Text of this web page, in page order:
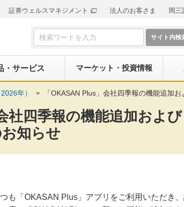
証券ウェルスマネジメント 法人のお客さま 岡三
検索フォーム
・サービス マーケット・投資情報
年） 「OKASAN Plus」会社四季報の機能追加
社四季報の機能追加および
知らせ
も「OKASAN Plus」アプリをご利用いただき